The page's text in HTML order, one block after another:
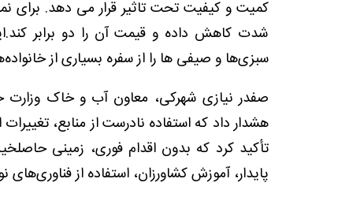
کمیت و کیفیت تحت تاثیر قرار می دهد. برای
شدت کاهش داده و قیمت آن را دو برابر
سبزی‌ها و صیفی ها را از سفره بسیاری از
صفدر نیازی شهرکی، معاون آب و خاک
هشدار داد که استفاده نادرست از منابع،
تأکید کرد که بدون اقدام فوری، زمینی
پایدار، آموزش کشاورزان، استفاده از